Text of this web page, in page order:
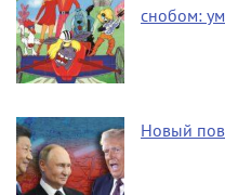
снобом:
Новый